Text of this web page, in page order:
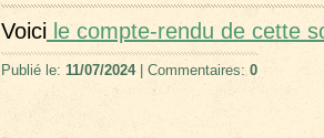
Voici le compte-rendu de cette
Publié le: 11/07/2024| Commentaires: 0